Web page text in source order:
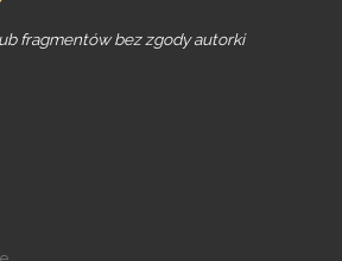
fragmentów bez zgody autorki